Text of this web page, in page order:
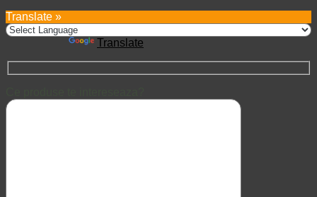
Translate »
Translate